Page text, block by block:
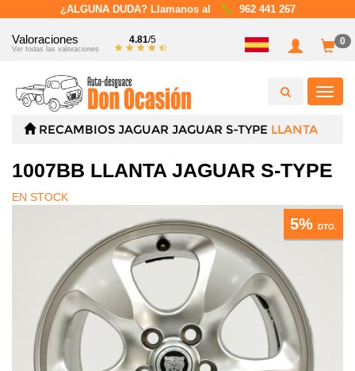
¿ALGUNA DUDA? Llamanos al 962 441 267
Valoraciones
Ver todas las valoraciones
4.81/5 0
RECAMBIOS JAGUAR JAGUAR S-TYPE LLANTA
1007BB LLANTA JAGUAR S-TYPE
EN STOCK
5% DTO.